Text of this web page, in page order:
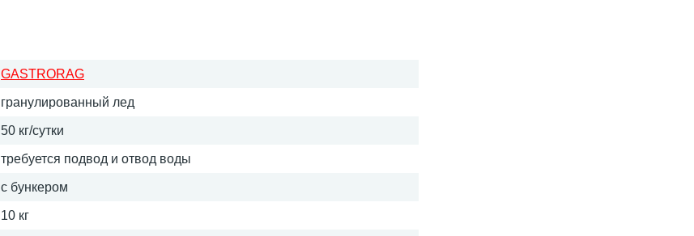
GASTRORAG
гранулированный лед
50 кг/сутки
требуется подвод и отвод воды
с бункером
10 кг